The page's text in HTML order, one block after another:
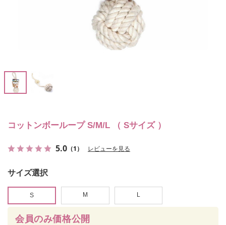
コットンボーループ S/M/L （ Sサイズ ）
5.0 （1） レビューを見る
会員のみ価格公開
サイズ選択
S M L